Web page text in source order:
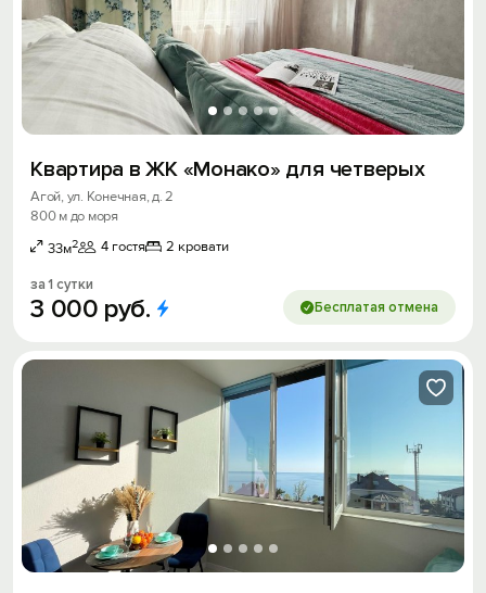
Квартира в ЖК «Монако» для четверых
Агой, ул. Конечная, д. 2
800 м до моря
33м2 4 гостя 2 кровати
за 1 сутки
3 000 руб. Бесплатая отмена